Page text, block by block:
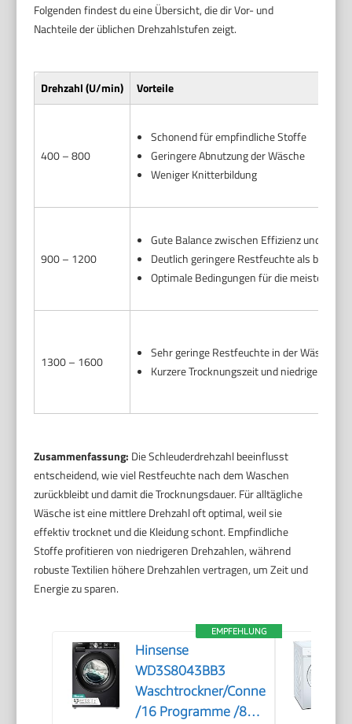
Folgenden findest du eine Übersicht, die dir Vor- und
Nachteile der üblichen Drehzahlstufen zeigt.
Drehzahl (U/min) Vorteile
400 – 800
Schonend für empfindliche Stoffe
Geringere Abnutzung der Wäsche
Weniger Knitterbildung
900 – 1200
Gute Balance zwischen Effizienz und
Deutlich geringere Restfeuchte als bei
Optimale Bedingungen für die meisten
1300 – 1600
Sehr geringe Restfeuchte in der Wäsche
Kurzere Trocknungszeit und niedrigerer
Zusammenfassung: Die Schleuderdrehzahl beeinflusst
entscheidend, wie viel Restfeuchte nach dem Waschen
zurückbleibt und damit die Trocknungsdauer. Für alltägliche
Wäsche ist eine mittlere Drehzahl oft optimal, weil sie
effektiv trocknet und die Kleidung schont. Empfindliche
Stoffe profitieren von niedrigeren Drehzahlen, während
robuste Textilien höhere Drehzahlen vertragen, um Zeit und
Energie zu sparen.
EMPFEHLUNG
Hinsense
WD3S8043BB3
Waschtrockner/ConnectLife
/16 Programme /8